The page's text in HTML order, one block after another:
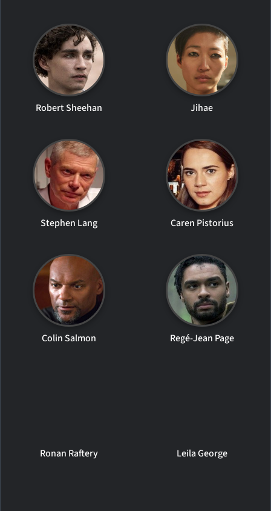
Robert Sheehan Jihae
Stephen Lang Caren Pistorius
Colin Salmon Regé-Jean Page
Ronan Raftery Leila George